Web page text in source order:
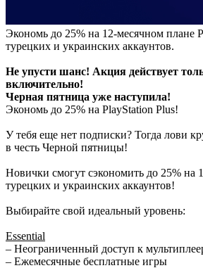
Экономь до 25% на 12-месячном плане
турецких и украинских аккаунтов.
Не упусти шанс! Акция действует
включительно!
Черная пятница уже наступила!
Экономь до 25% на PlayStation Plus!
У тебя еще нет подписки? Тогда лови
в честь Черной пятницы!
Новички смогут сэкономить до 25% на
турецких и украинских аккаунтов!
Выбирайте свой идеальный уровень:
Essential
– Неограниченный доступ к
– Ежемесячные бесплатные игры